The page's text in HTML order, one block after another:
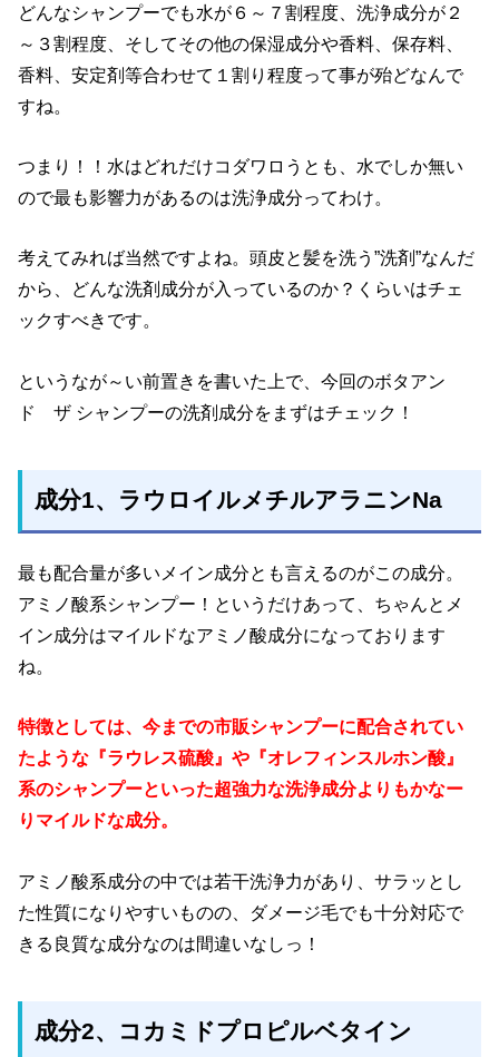
どんなシャンプーでも水が６～７割程度、洗浄成分が２
～３割程度、そしてその他の保湿成分や香料、保存料、
香料、安定剤等合わせて１割り程度って事が殆どなんで
すね。
つまり！！水はどれだけコダワロうとも、水でしか無い
ので最も影響力があるのは洗浄成分ってわけ。
考えてみれば当然ですよね。頭皮と髪を洗う”洗剤”なんだ
から、どんな洗剤成分が入っているのか？くらいはチェ
ックすべきです。
というなが～い前置きを書いた上で、今回のボタアン
ド ザ シャンプーの洗剤成分をまずはチェック！
成分1、ラウロイルメチルアラニンNa
最も配合量が多いメイン成分とも言えるのがこの成分。
アミノ酸系シャンプー！というだけあって、ちゃんとメ
イン成分はマイルドなアミノ酸成分になっております
ね。
特徴としては、今までの市販シャンプーに配合されてい
たような『ラウレス硫酸』や『オレフィンスルホン酸』
系のシャンプーといった超強力な洗浄成分よりもかなー
りマイルドな成分。
アミノ酸系成分の中では若干洗浄力があり、サラッとし
た性質になりやすいものの、ダメージ毛でも十分対応で
きる良質な成分なのは間違いなしっ！
成分2、コカミドプロピルベタイン